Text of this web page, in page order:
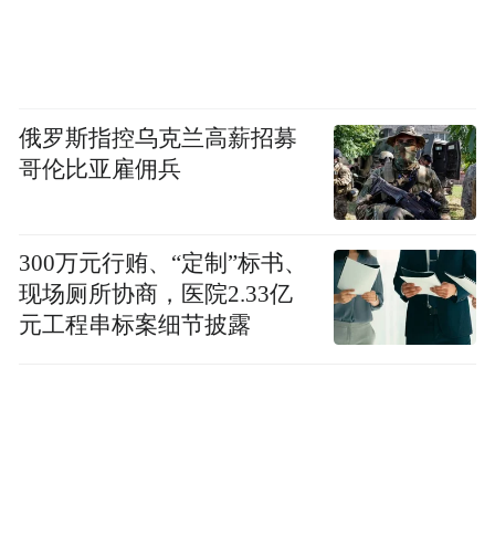
俄罗斯指控乌克兰高薪招募
哥伦比亚雇佣兵
300万元行贿、“定制”标书、
现场厕所协商，医院2.33亿
元工程串标案细节披露